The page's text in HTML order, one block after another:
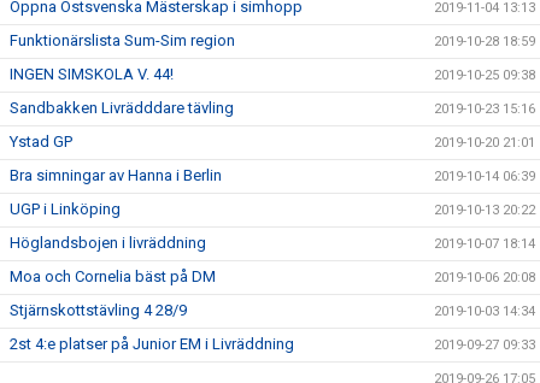
Öppna Östsvenska Mästerskap i simhopp 2019-11-04 13:13
Funktionärslista Sum-Sim region 2019-10-28 18:59
INGEN SIMSKOLA V. 44! 2019-10-25 09:38
Sandbakken Livrädddare tävling 2019-10-23 15:16
Ystad GP 2019-10-20 21:01
Bra simningar av Hanna i Berlin 2019-10-14 06:39
UGP i Linköping 2019-10-13 20:22
Höglandsbojen i livräddning 2019-10-07 18:14
Moa och Cornelia bäst på DM 2019-10-06 20:08
Stjärnskottstävling 4 28/9 2019-10-03 14:34
2st 4:e platser på Junior EM i Livräddning 2019-09-27 09:33
2019-09-26 17:05